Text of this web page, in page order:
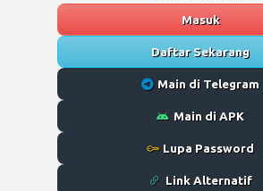
Masuk
Daftar Sekarang
Main di Telegram
Main di APK
Lupa Password
Link Alternatif